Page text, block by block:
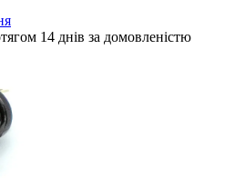
14 днів за домовленістю